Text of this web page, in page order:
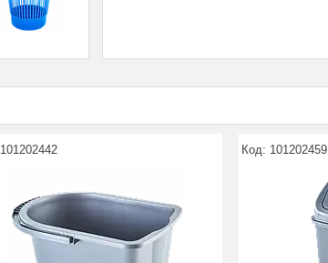
101202442 101202459